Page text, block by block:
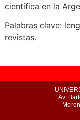
científica en la
Palabras clave:
revistas.
Av.